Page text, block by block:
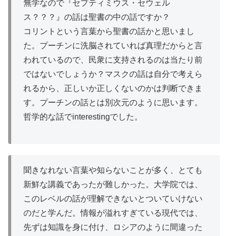
無学なので『セプティミウス・セウェル
ス？？？』の話は聖書の中の話ですか？
コリントという言葉から聖書の話かと思いまし
た。プーチンに洗脳されていれば真理だからと言
われているので、民衆に支持されるのは当たり前
ではないでしょうか？マスクの話は自分で考えら
れるから、正しいか正しくないのかは判断できま
す。プーチンの話とは別次元のように思います。
哲学的な話でinterestingでした。
聞きなれない言葉や知らないことが多く、とても
新鮮な講義であったが難しかった。大学院では、
このレベルの話が理解できないとついていけない
のだと学んだ。情報が溢れすぎている現代では、
先ずは知識を身に付け、ロシアのように間違った